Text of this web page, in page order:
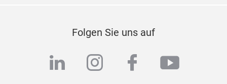
Folgen Sie uns auf
linkedininstagram
facebook